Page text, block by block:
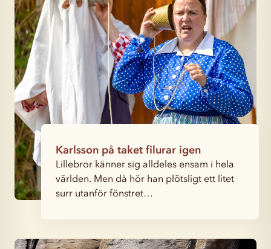
Karlsson på taket filurar igen
Lillebror känner sig alldeles ensam i hela
världen. Men då hör han plötsligt ett litet
surr utanför fönstret…